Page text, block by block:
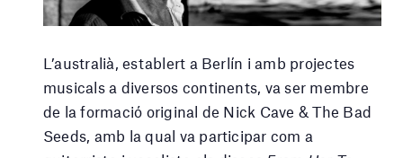
L’australià, establert a Berlín i amb projectes
musicals a diversos continents, va ser membre
de la formació original de Nick Cave & The Bad
Seeds, amb la qual va participar com a